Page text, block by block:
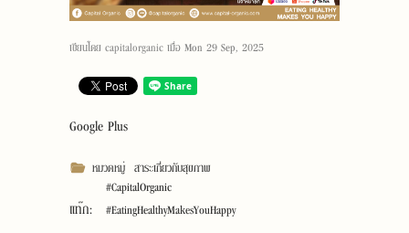
เขียนโดย capitalorganic เมื่อ Mon 29 Sep, 2025
Google Plus
หมวดหมู่ สาระเกี่ยวกับสุขภาพ
แท๊ก:
#CapitalOrganic
#EatingHealthyMakesYouHappy